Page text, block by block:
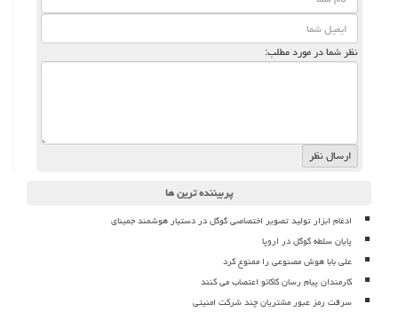
نظر شما در مورد مطلب:
پربیننده ترین ها
ادغام ابزار تولید تصویر اختصاصی گوگل در دستیار هوشمند جمینای
پایان سلطه گوگل در اروپا
علی بابا هوش مصنوعی را ممنوع کرد
کارمندان پیام رسان کاکائو اعتصاب می کنند
سرقت رمز عبور مشتریان چند شرکت امنیتی